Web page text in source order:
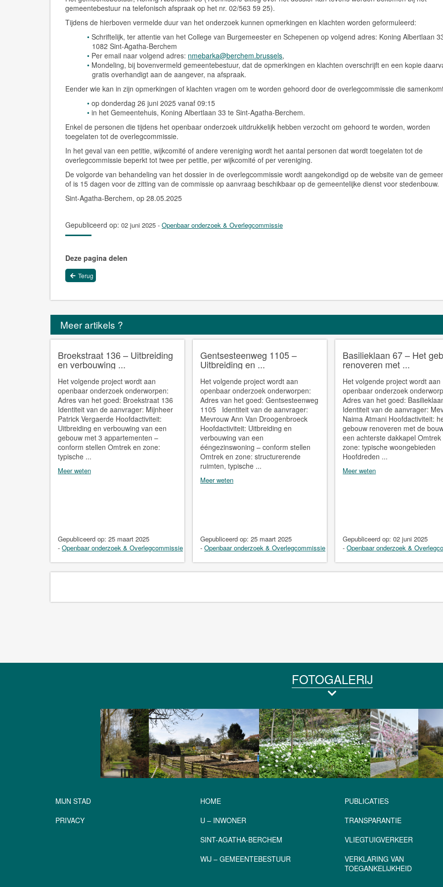
gemeentebestuur na telefonisch afspraak op het nr. 02/563 59 25).
Tijdens de hierboven vermelde duur van het onderzoek kunnen opmerkingen en klachten worden geformuleerd:
Schriftelijk, ter attentie van het College van Burgemeester en Schepenen op volgend adres: Koning Albertlaan
1082 Sint-Agatha-Berchem
Per email naar volgend adres: nmebarka@berchem.brussels,
Mondeling, bij bovenvermeld gemeentebestuur, dat de opmerkingen en klachten overschrijft en een kopie
gratis overhandigt aan de aangever, na afspraak.
Eender wie kan in zijn opmerkingen of klachten vragen om te worden gehoord door de overlegcommissie die
op donderdag 26 juni 2025 vanaf 09:15
in het Gemeentehuis, Koning Albertlaan 33 te Sint-Agatha-Berchem.
Enkel de personen die tijdens het openbaar onderzoek uitdrukkelijk hebben verzocht om gehoord te worden, worden
toegelaten tot de overlegcommissie.
In het geval van een petitie, wijkcomité of andere vereniging wordt het aantal personen dat wordt toegelaten tot de
overlegcommissie beperkt tot twee per petitie, per wijkcomité of per vereniging.
De volgorde van behandeling van het dossier in de overlegcommissie wordt aangekondigd op de website van de
of is 15 dagen voor de zitting van de commissie op aanvraag beschikbaar op de gemeentelijke dienst voor stedenbouw.
Sint-Agatha-Berchem, op 28.05.2025
Gepubliceerd op: 02 juni 2025 - Openbaar onderzoek & Overlegcommissie
Deze pagina delen
Terug
Meer artikels ?
Broekstraat 136 – Uitbreiding
en verbouwing ...
Het volgende project wordt aan
openbaar onderzoek onderworpen:
Adres van het goed: Broekstraat 136
Identiteit van de aanvrager: Mijnheer
Patrick Vergaerde Hoofdactiviteit:
Uitbreiding en verbouwing van een
gebouw met 3 appartementen –
conform stellen Omtrek en zone:
typische ...
Meer weten
Gepubliceerd op: 25 maart 2025
- Openbaar onderzoek & Overlegcommissie
Gentsesteenweg 1105 –
Uitbreiding en ...
Het volgende project wordt aan
openbaar onderzoek onderworpen:
Adres van het goed: Gentsesteenweg
1105 Identiteit van de aanvrager:
Mevrouw Ann Van Droogenbroeck
Hoofdactiviteit: Uitbreiding en
verbouwing van een
ééngezinswoning – conform stellen
Omtrek en zone: structurerende
ruimten, typische ...
Meer weten
Gepubliceerd op:25 maart 2025
-Openbaar onderzoek & Overlegcommissie
Basilieklaan 67 – Het
renoveren met ...
Het volgende project wordt aan
openbaar onderzoek
Adres van het goed:
Identiteit van de aanvrager:
Naima Atmani Hoofdactiviteit:
gebouw renoveren met de
een achterste dakkapel Omtrek
zone: typische woongebieden
Hoofdreden ...
Meer weten
Gepubliceerd op:02 juni 2025
-Openbaar onderzoek &
FOTOGALERIJ
MIJN STAD
PRIVACY
HOME
U – INWONER
SINT-AGATHA-BERCHEM
WIJ – GEMEENTEBESTUUR
PUBLICATIES
TRANSPARANTIE
VLIEGTUIGVERKEER
VERKLARING VAN
TOEGANKELIJKHEID